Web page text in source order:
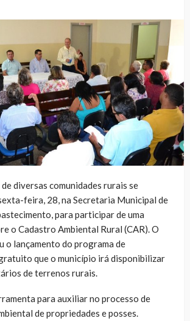
diversas comunidades rurais se
feira, 28, na Secretaria Municipal de
para participar de uma
o Cadastro Ambiental Rural (CAR). O
o lançamento do programa de
que o município irá disponibilizar
de terrenos rurais.
para auxiliar no processo de
de propriedades e posses.